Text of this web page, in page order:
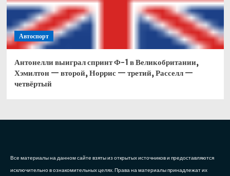
Автоспорт
Антонелли выиграл спринт Ф-1 в Великобритании,
Хэмилтон — второй, Норрис — третий, Расселл —
четвёртый
Все материалы на данном сайте взяты из открытых источников и предоставляются
исключительно в ознакомительных целях. Права на материалы принадлежат их